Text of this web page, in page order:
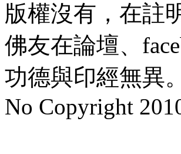
版權沒有，在註
佛友在論壇、
功德與印經無異。
No Copyright